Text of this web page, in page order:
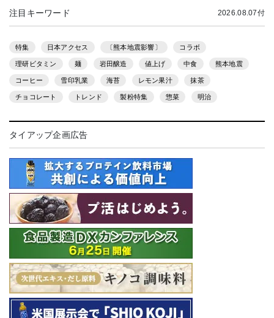
注目キーワード 2026.08.07付
特集 日本アクセス 〔熊本地震影響〕 コラボ
理研ビタミン 麺 岩田醸造 値上げ 中食 熊本地震
コーヒー 雪印乳業 海苔 レモン果汁 抹茶
チョコレート トレンド 製粉特集 惣菜 明治
タイアップ企画広告